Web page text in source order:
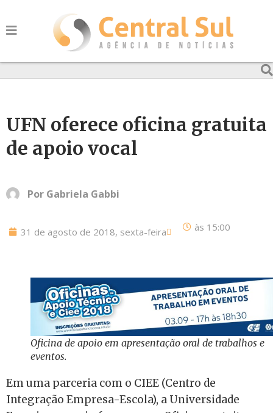
UFN oferece oficina gratuita
de apoio vocal
Por Gabriela Gabbi
31 de agosto de 2018, sexta-feira às 15:00
Oficina de apoio em apresentação oral de trabalhos e
eventos.
Em uma parceria com o CIEE (Centro de
Integração Empresa-Escola), a Universidade